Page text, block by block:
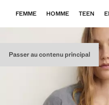
Passer au contenu principal
FEMME HOMME TEEN